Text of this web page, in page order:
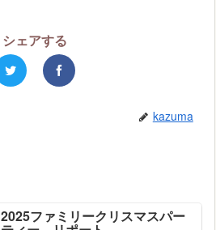
シェアする
kazuma
2025ファミリークリスマスパー